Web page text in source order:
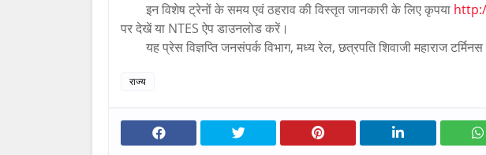
इन विशेष ट्रेनों के समय एवं ठहराव की विस्तृत जानकारी के लिए कृपया
पर देखें या NTES ऐप डाउनलोड करें।
यह प्रेस विज्ञप्ति जनसंपर्क विभाग, मध्य रेल, छत्रपति शिवाजी महाराज टर्मिनस
राज्य